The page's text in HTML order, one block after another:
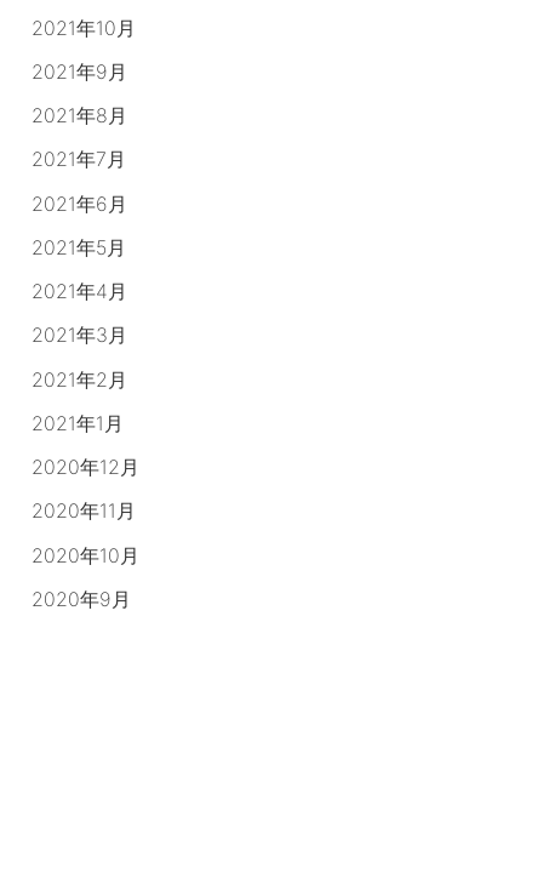
2021年10月
2021年9月
2021年8月
2021年7月
2021年6月
2021年5月
2021年4月
2021年3月
2021年2月
2021年1月
2020年12月
2020年11月
2020年10月
2020年9月